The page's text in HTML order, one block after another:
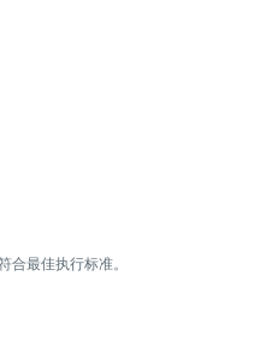
合最佳执行标准。